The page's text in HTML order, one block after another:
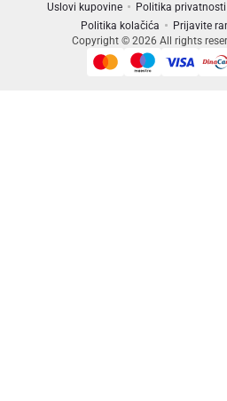
Uslovi kupovine Politika privatnosti
Politika kolačića
Prijavite
Copyright © 2026 All rights